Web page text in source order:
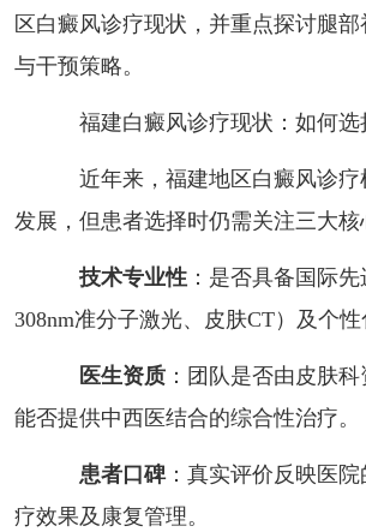
区白癜风诊疗现状，并重点探讨腿部
与干预策略。
福建白癜风诊疗现状：如何选
近年来，福建地区白癜风诊疗
发展，但患者选择时仍需关注三大核
技术专业性：是否具备国际
308nm准分子激光、皮肤CT）及个性
医生资质：团队是否由皮肤科
能否提供中西医结合的综合性治疗。
患者口碑：真实评价反映医
疗效果及康复管理。